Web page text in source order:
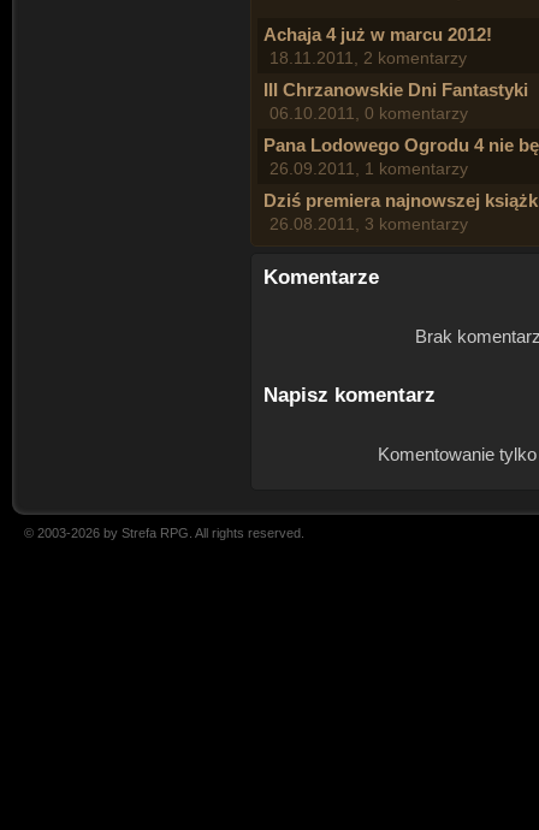
Achaja 4 już w marcu 2012!
18.11.2011, 2 komentarzy
III Chrzanowskie Dni Fantastyki
06.10.2011, 0 komentarzy
Pana Lodowego Ogrodu 4 nie
26.09.2011, 1 komentarzy
Dziś premiera najnowszej
26.08.2011, 3 komentarzy
Komentarze
Brak
Napisz komentarz
Komentowanie
© 2003-2026 by Strefa RPG. All rights reserved.